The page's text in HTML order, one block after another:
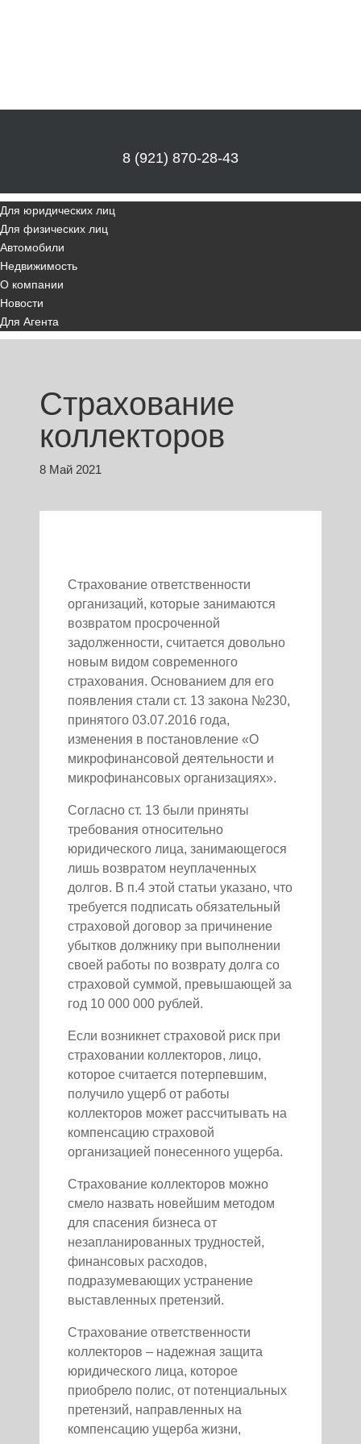
8 (921) 870-28-43
Для юридических лиц
Для физических лиц
Автомобили
Недвижимость
О компании
Новости
Для Агента
Страхование
коллекторов
8 Май 2021
Страхование ответственности
организаций, которые занимаются
возвратом просроченной
задолженности, считается довольно
новым видом современного
страхования. Основанием для его
появления стали ст. 13 закона №230,
принятого 03.07.2016 года,
изменения в постановление «О
микрофинансовой деятельности и
микрофинансовых организациях».
Согласно ст. 13 были приняты
требования относительно
юридического лица, занимающегося
лишь возвратом неуплаченных
долгов. В п.4 этой статьи указано, что
требуется подписать обязательный
страховой договор за причинение
убытков должнику при выполнении
своей работы по возврату долга со
страховой суммой, превышающей за
год 10 000 000 рублей.
Если возникнет страховой риск при
страховании коллекторов, лицо,
которое считается потерпевшим,
получило ущерб от работы
коллекторов может рассчитывать на
компенсацию страховой
организацией понесенного ущерба.
Страхование коллекторов можно
смело назвать новейшим методом
для спасения бизнеса от
незапланированных трудностей,
финансовых расходов,
подразумевающих устранение
выставленных претензий.
Страхование ответственности
коллекторов – надежная защита
юридического лица, которое
приобрело полис, от потенциальных
претензий, направленных на
компенсацию ущерба жизни,